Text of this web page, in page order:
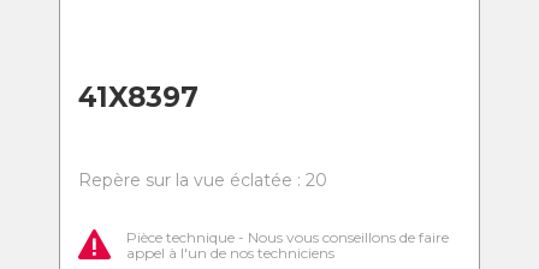
41X8397
Repère sur la vue éclatée : 20
Pièce technique - Nous vous conseillons de faire
appel à l'un de nos techniciens